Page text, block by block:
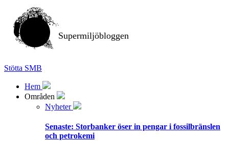
Supermiljöbloggen
Stötta SMB
Hem
Områden
Nyheter
Senaste: Storbanker öser in pengar i fossilbränslen
och petrokemi